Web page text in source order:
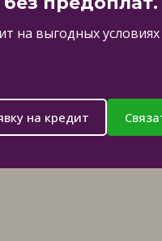
на выгодных
на кредит